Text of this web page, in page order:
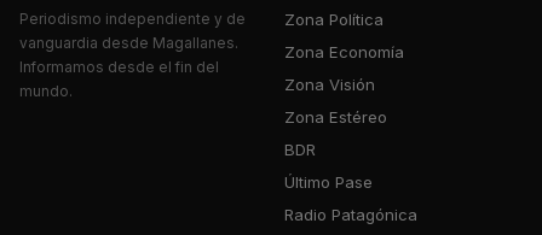
Periodismo independiente y de
vanguardia desde Magallanes.
Informamos desde el fin del
mundo.
Zona Política
Zona Economía
Zona Visión
Zona Estéreo
BDR
Último Pase
Radio Patagónica